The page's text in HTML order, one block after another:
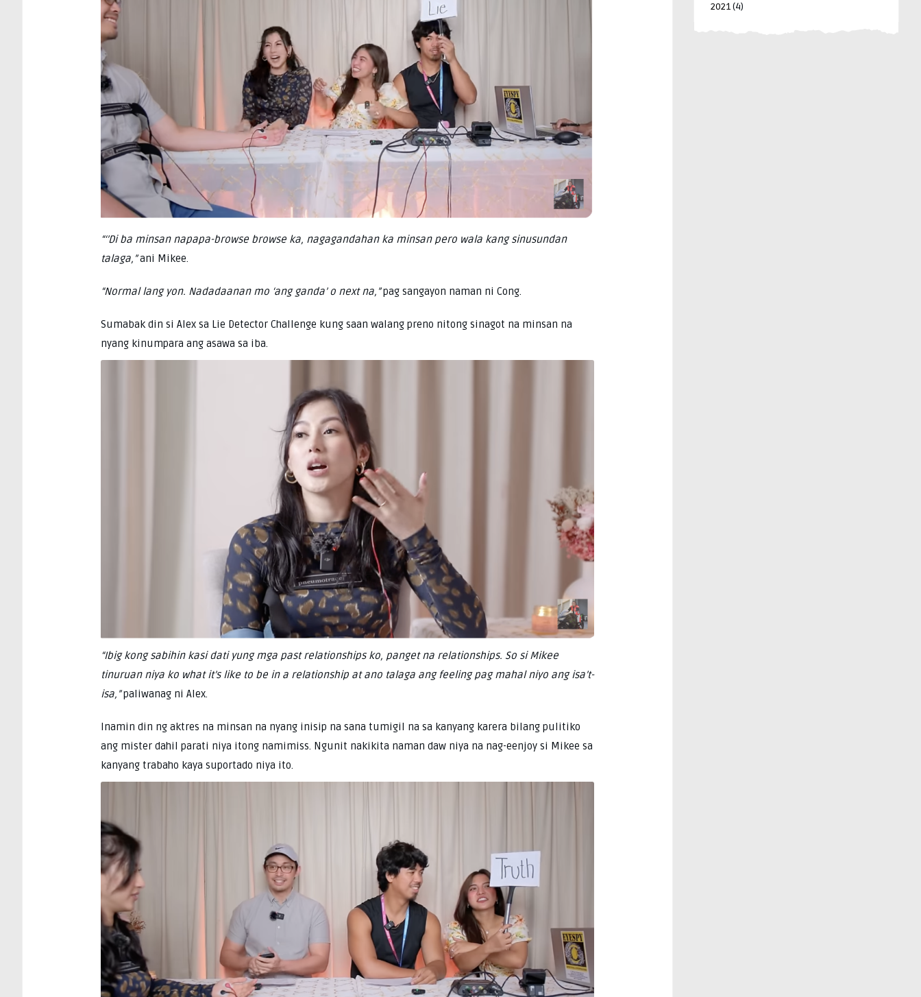
“‘’Di ba minsan napapa-browse browse ka, nagagandahan ka minsan pero wala kang sinusundan
talaga,”ani Mikee.
“Normal lang yon. Nadadaanan mo ‘ang ganda’ o next na,”pag sangayon naman ni Cong.
Sumabak din si Alex sa Lie Detector Challenge kung saan walang preno nitong sinagot na minsan na
nyang kinumpara ang asawa sa iba.
“Ibig kong sabihin kasi dati yung mga past relationships ko, panget na relationships. So si Mikee
tinuruan niya ko what it’s like to be in a relationship at ano talaga ang feeling pag mahal niyo ang isa’t-
isa,”paliwanag ni Alex.
Inamin din ng aktres na minsan na nyang inisip na sana tumigil na sa kanyang karera bilang pulitiko
ang mister dahil parati niya itong namimiss. Ngunit nakikita naman daw niya na nag-eenjoy si Mikee sa
kanyang trabaho kaya suportado niya ito.
2021(4)